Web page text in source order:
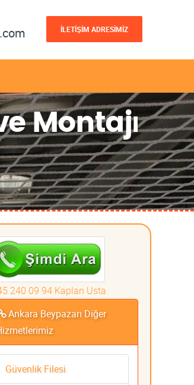
İLETİŞİM ADRESİMİZ
Montajı
240 09 94 Kaplan Usta
Ankara Beypazarı Diğer
Güvenlik Filesi